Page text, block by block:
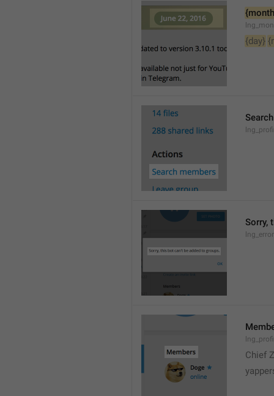
{day}
Sorry,
Chief